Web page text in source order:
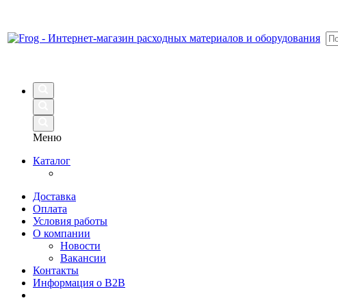
Меню
Каталог
Доставка
Оплата
Условия работы
О компании
Новости
Вакансии
Контакты
Информация о B2B